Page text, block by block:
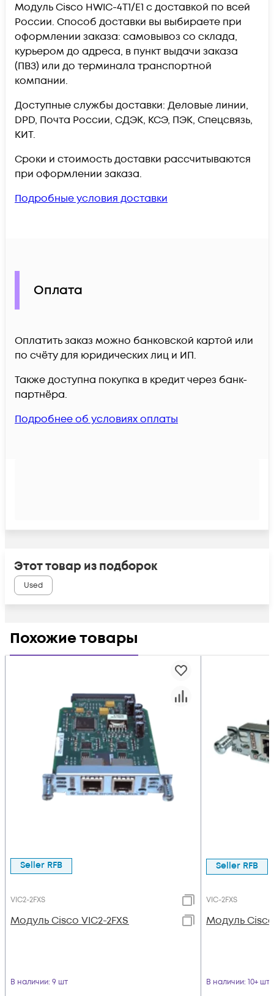
Модуль Cisco HWIC-4T1/E1 c доставкой по всей
России. Способ доставки вы выбираете при
оформлении заказа: самовывоз со склада,
курьером до адреса, в пункт выдачи заказа
(ПВЗ) или до терминала транспортной
компании.
Доступные службы доставки: Деловые линии,
DPD, Почта России, СДЭК, КСЭ, ПЭК, Спецсвязь,
КИТ.
Сроки и стоимость доставки рассчитываются
при оформлении заказа.
Подробные условия доставки
Оплата
Оплатить заказ можно банковской картой или
по счёту для юридических лиц и ИП.
Также доступна покупка в кредит через банк-
партнёра.
Подробнее об условиях оплаты
Этот товар из подборок
Used
Похожие товары
Seller RFB
VIC2-2FXS
Модуль Cisco VIC2-2FXS
В наличии: 9 шт
Seller RFB
VIC-2FXS
Модуль Cisco
В наличии: 10+ шт